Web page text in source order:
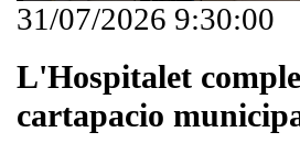
31/07/2026 9:30:00
L'Hospitalet
cartapacio